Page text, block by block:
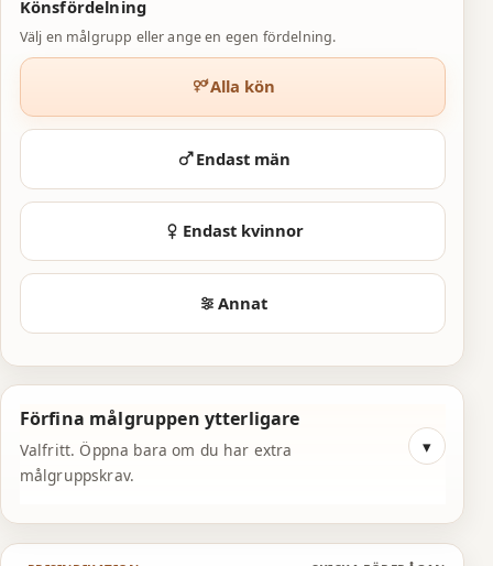
Könsfördelning
Välj en målgrupp eller ange en egen fördelning.
Alla kön
Endast män
Endast kvinnor
Annat
Förfina målgruppen ytterligare
Valfritt. Öppna bara om du har extra
målgruppskrav.
3
4
5
6
7
8
0
1
2
3
4
3
5
7
8
0
1
2
3
4
6
8
0
1
3
4
5
6
7